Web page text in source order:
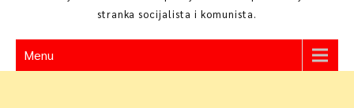
stranka socijalista i komunista.
Menu